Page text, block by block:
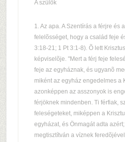
A szülõk
1. Az apa. A Szentírás a férjre és
felelõsséget, hogy a család feje
3:18-21; 1 Pt 3:1-8). Õ lett
képviselõje. "Mert a férj feje
feje az egyháznak, és ugyanõ
miként az egyház engedelmes a
azonképpen az asszonyok is
férjöknek mindenben. Ti férfiak,
feleségeteket, miképpen a
egyházat, és Önmagát adta
megtisztítván a víznek